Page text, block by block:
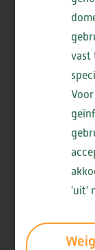
vast
'uit'
Deze
Ambiance
Duin en
Dance
JaaaYoga
Maaltijd
Medipoint
Lees meer